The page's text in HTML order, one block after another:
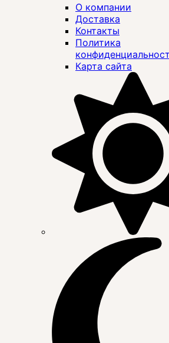
О компании
Доставка
Контакты
Политика
Карта сайта